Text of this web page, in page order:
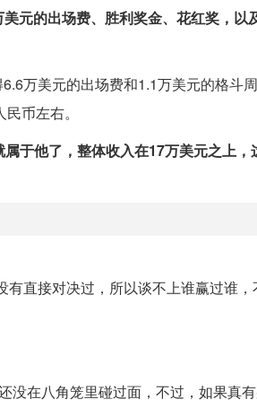
元的出场费、胜利奖金、花红奖，以
万美元的出场费和1.1万美元的格斗
币左右。
于他了，整体收入在17万美元之上
直接对决过，所以谈不上谁赢过谁
没在八角笼里碰过面，不过，如果真